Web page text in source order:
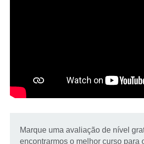
Marque uma avaliação de nível
encontrarmos o melhor curso para